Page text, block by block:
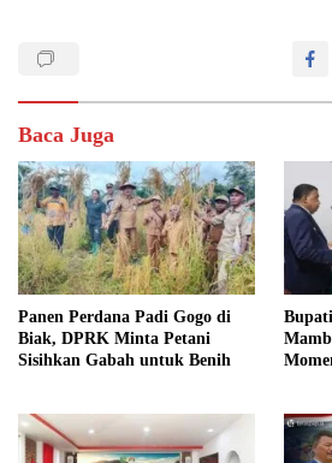
Baca Juga
Panen Perdana Padi Gogo di
Biak, DPRK Minta Petani
Sisihkan Gabah untuk Benih